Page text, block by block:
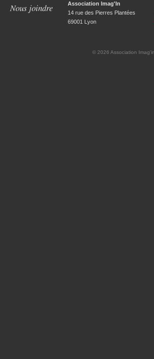
Nous joindre
Association Imag'In
14 rue des Pierres Plantées
69001 Lyon
© 2026 Association Imag'in